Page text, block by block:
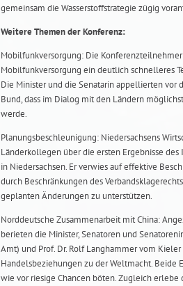
gemeinsam die Wasserstoffstrategie zügig
Weitere Themen der Konferenz:
Mobilfunkversorgung: Die
Mobilfunkversorgung ein deutlich schnelleres
Die Minister und die Senatarin appellierten
Bund, dass im Dialog mit den Ländern
werde.
Planungsbeschleunigung: Niedersachsens
Länderkollegen über die ersten Ergebnisse
in Niedersachsen. Er verwies auf effektive
durch Beschränkungen des
geplanten Änderungen zu unterstützen.
Norddeutsche Zusammenarbeit mit China:
berieten die Minister, Senatoren und
Amt) und Prof. Dr. Rolf Langhammer vom
Handelsbeziehungen zu der Weltmacht. Beide
wie vor riesige Chancen böten. Zugleich